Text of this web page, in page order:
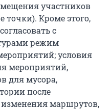
участников
точки). Кроме этого,
с
режим
условия
мероприятий,
для мусора,
после
маршрутов,